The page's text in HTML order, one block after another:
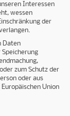
Interessen
wessen
der
Daten
zum Schutz der
oder aus
Union